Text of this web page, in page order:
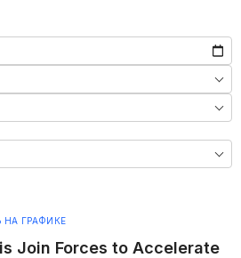
НА ГРАФИКЕ
Join Forces to Accelerate